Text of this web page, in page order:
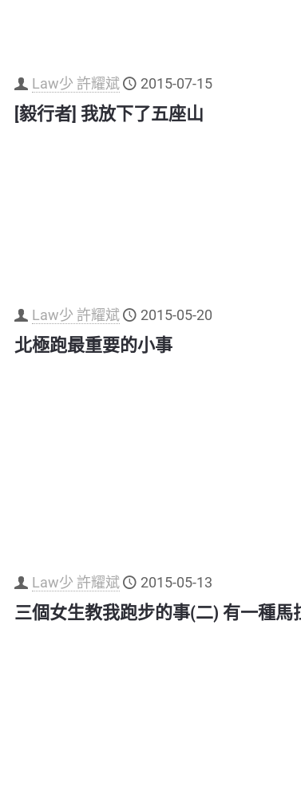
Law少 許耀斌 2015-07-15
[毅行者] 我放下了五座山
Law少 許耀斌 2015-05-20
北極跑最重要的小事
Law少 許耀斌 2015-05-13
三個女生教我跑步的事(二) 有一種馬